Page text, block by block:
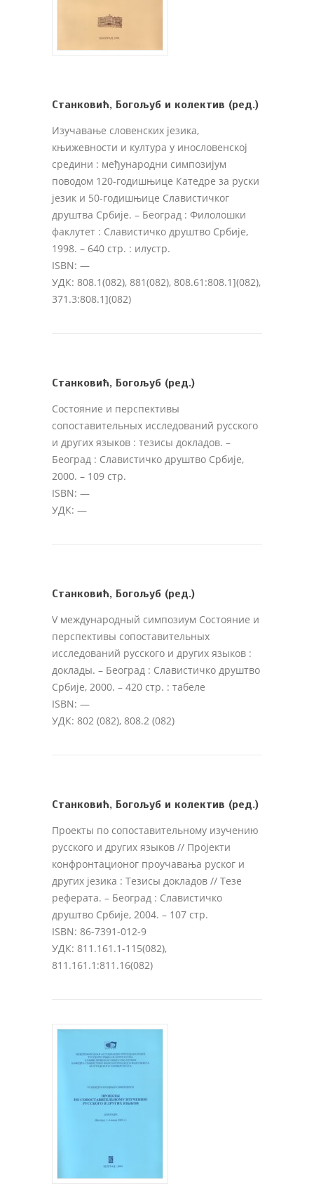
Станковић, Богољуб и колектив (ред.)
Изучавање словенских језика,
књижевности и култура у инословенској
средини : међународни симпозијум
поводом 120-годишњице Катедре за руски
језик и 50-годишњице Славистичког
друштва Србије. – Београд : Филолошки
факлутет : Славистичко друштво Србије,
1998. – 640 стр. : илустр.
ISBN: —
УДК: 808.1(082), 881(082), 808.61:808.1](082),
371.3:808.1](082)
Станковић, Богољуб (ред.)
Состояние и перспективы
сопоставительных исследований русского
и других языков : тезисы докладов. –
Београд : Славистичко друштво Србије,
2000. – 109 стр.
ISBN: —
УДК: —
Станковић, Богољуб (ред.)
V международный симпозиум Состояние и
перспективы сопоставительных
исследований русского и других языков :
доклады. – Београд : Славистичко друштво
Србије, 2000. – 420 стр. : табеле
ISBN: —
УДК: 802 (082), 808.2 (082)
Станковић, Богољуб и колектив (ред.)
Проекты по сопоставительному изучению
русского и других языков // Пројекти
конфронтационог проучавања руског и
других језика : Тезисы докладов // Тезе
реферата. – Београд : Славистичко
друштво Србије, 2004. – 107 стр.
ISBN: 86-7391-012-9
УДК: 811.161.1-115(082),
811.161.1:811.16(082)